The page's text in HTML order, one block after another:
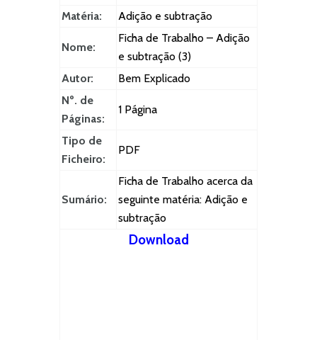
Matéria:
Adição e subtração
Nome:
Ficha de Trabalho – Adição
e subtração (3)
Autor:
Bem Explicado
Nº. de
Páginas:
1 Página
Tipo de
Ficheiro:
PDF
Sumário:
Ficha de Trabalho acerca da
seguinte matéria: Adição e
subtração
Download